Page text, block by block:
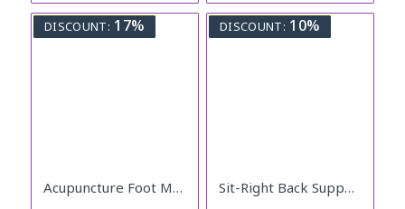
DISCOUNT: 17%
Acupuncture Foot Massager
DISCOUNT: 10%
Sit-Right Back Support